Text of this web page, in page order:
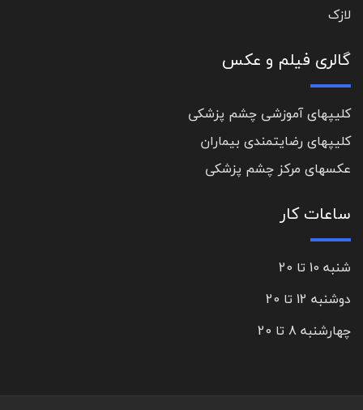
لازک
گالری فیلم و عکس
کلیپهای آموزشی چشم پزشکی
کلیپهای رضایتمندی بیماران
عکسهای مرکز چشم پزشکی
ساعات کار
شنبه 10 تا 20
دوشنبه 12 تا 20
چهارشنبه 8 تا 20